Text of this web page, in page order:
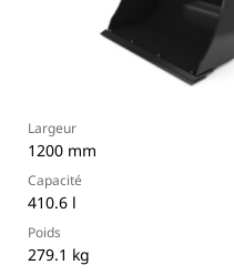
Largeur
1200 mm
Capacité
410.6 l
Poids
279.1 kg